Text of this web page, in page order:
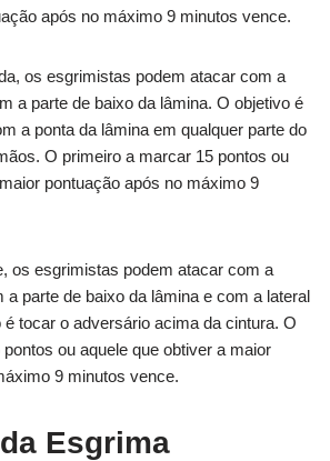
após no máximo 9 minutos vence.
os esgrimistas podem atacar com a
a parte de baixo da lâmina. O objetivo é
a ponta da lâmina em qualquer parte do
O primeiro a marcar 15 pontos ou
pontuação após no máximo 9
os esgrimistas podem atacar com a
a parte de baixo da lâmina e com a lateral
tocar o adversário acima da cintura. O
ou aquele que obtiver a maior
9 minutos vence.
Esgrima